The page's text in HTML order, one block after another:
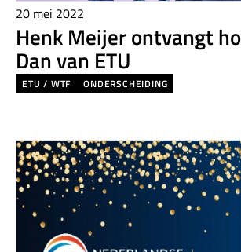
20 mei 2022
Henk Meijer ontvangt
Dan van ETU
ETU / WTF ONDERSCHEIDING